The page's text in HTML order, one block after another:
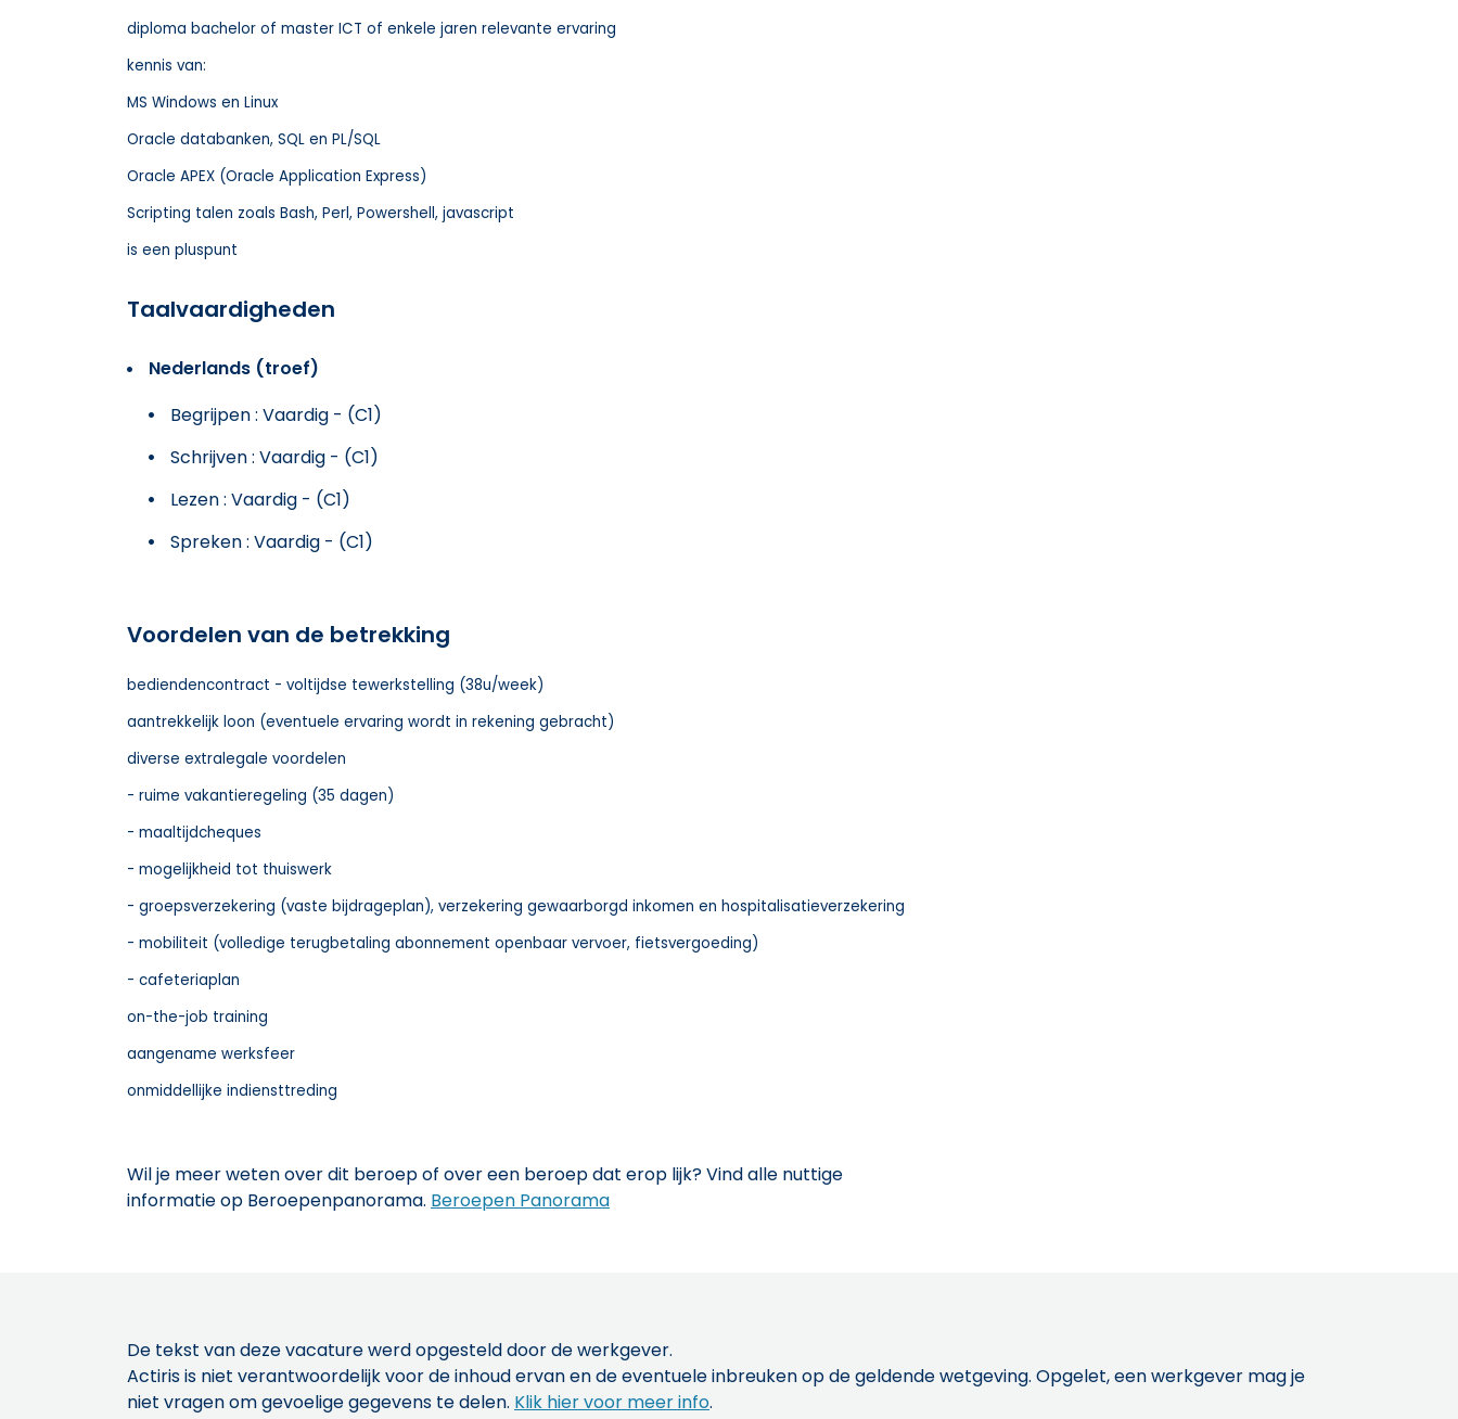
diploma bachelor of master ICT of enkele jaren relevante ervaring
kennis van:
MS Windows en Linux
Oracle databanken, SQL en PL/SQL
Oracle APEX (Oracle Application Express)
Scripting talen zoals Bash, Perl, Powershell, javascript
is een pluspunt
Taalvaardigheden
Nederlands (troef)
Begrijpen : Vaardig - (C1)
Schrijven : Vaardig - (C1)
Lezen : Vaardig - (C1)
Spreken : Vaardig - (C1)
Voordelen van de betrekking
bediendencontract - voltijdse tewerkstelling (38u/week)
aantrekkelijk loon (eventuele ervaring wordt in rekening gebracht)
diverse extralegale voordelen
- ruime vakantieregeling (35 dagen)
- maaltijdcheques
- mogelijkheid tot thuiswerk
- groepsverzekering (vaste bijdrageplan), verzekering gewaarborgd inkomen en hospitalisatieverzekering
- mobiliteit (volledige terugbetaling abonnement openbaar vervoer, fietsvergoeding)
- cafeteriaplan
on-the-job training
aangename werksfeer
onmiddellijke indiensttreding
Wil je meer weten over dit beroep of over een beroep dat erop lijk? Vind alle nuttige
informatie op Beroepenpanorama. Beroepen Panorama
De tekst van deze vacature werd opgesteld door de werkgever.
Actiris is niet verantwoordelijk voor de inhoud ervan en de eventuele inbreuken op de geldende wetgeving. Opgelet, een werkgever mag je
niet vragen om gevoelige gegevens te delen. Klik hier voor meer info.